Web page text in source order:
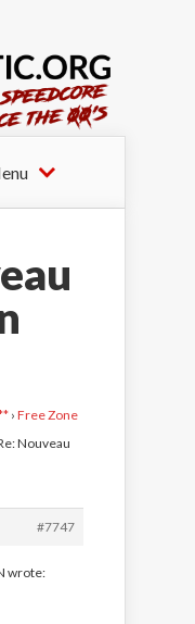
› Free Zone
Nouveau
#7747
wrote: